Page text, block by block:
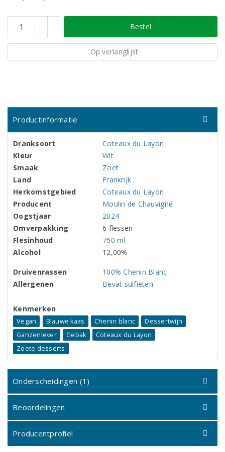
Bestel
Op verlanglijst
Productinformatie
Dranksoort
Coteaux du Layon
Kleur
Wit
Smaak
Zoet
Land
Frankrijk
Herkomstgebied
Coteaux du Layon
Producent
Moulin de Chauvigné
Oogstjaar
2024
Omverpakking
6 flessen
Flesinhoud
750 ml
Alcohol
12,00%
Druivenrassen
100% Chenin Blanc
Allergenen
Bevat sulfieten
Kenmerken
Vegan Blauwe kaas Chenin blanc
Dessertwijn
Ganzenlever
Gebak
Coteaux du Layon
Zoete desserts
Onderscheidingen (1)
Beoordelingen
Producentprofiel